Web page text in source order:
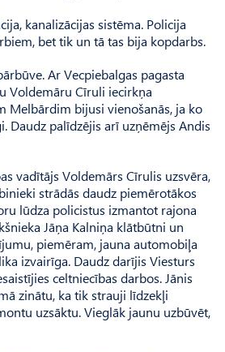
kanalizācijas sistēma. Policija
bet tik un tā tas bija kopdarbs.
Ar Vecpiebalgas pagasta
Voldemāru Cīruli iecirkņa
Melbārdim bijusi vienošanās, ja ko
Daudz palīdzējis arī uzņēmējs Andis
vadītājs Voldemārs Cīrulis uzsvēra,
strādās daudz piemērotākos
lūdza policistus izmantot rajona
Jāņa Kalniņa klātbūtni un
piemēram, jauna automobiļa
izvairīga. Daudz darījis Viesturs
celtniecības darbos. Jānis
zinātu, ka tik strauji līdzekļi
uzsāktu. Vieglāk jaunu uzbūvēt,